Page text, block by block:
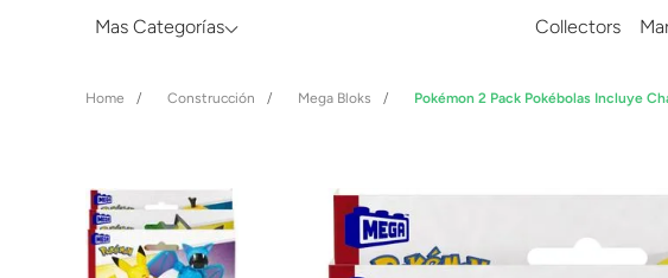
Mas Categorías
Creatividad y Arte
Figuras de Acción
Collectors
Construcción Mega Bloks Pokémon 2 Pack Pokébolas Incluye